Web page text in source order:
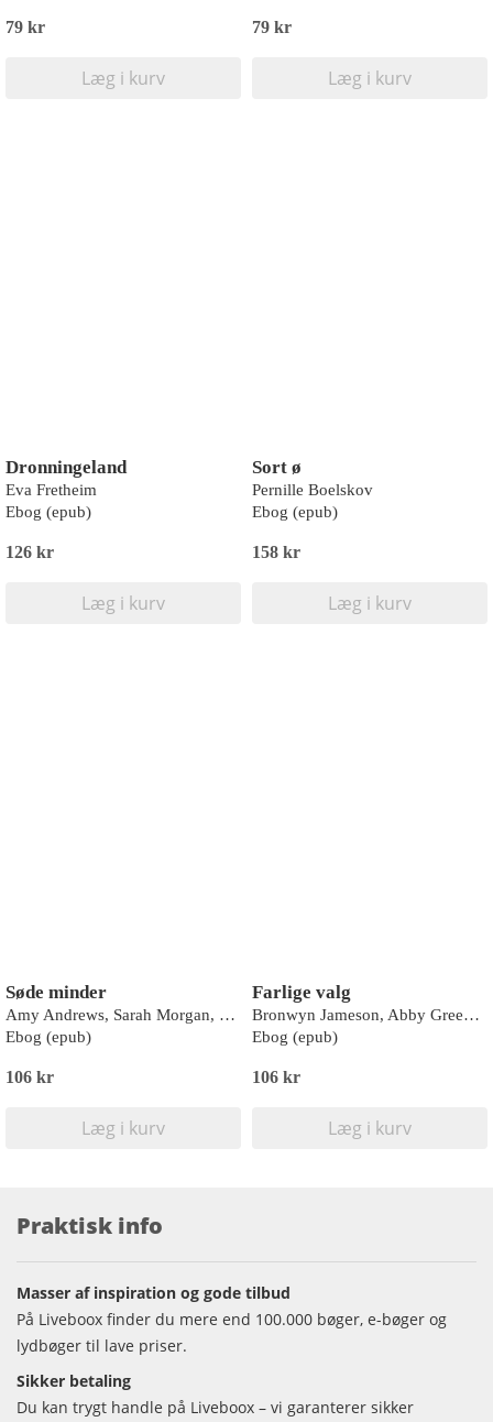
79 kr
Læg i kurv
79 kr
Læg i kurv
Dronningeland
Eva Fretheim
Ebog (epub)
126 kr
Læg i kurv
Sort ø
Pernille Boelskov
Ebog (epub)
158 kr
Læg i kurv
Søde minder
Amy Andrews, Sarah Morgan, Emily Forbes, Michelle Reid
Ebog (epub)
106 kr
Læg i kurv
Farlige valg
Bronwyn Jameson, Abby Green, Helen Bianchin, Tessa Radley
Ebog (epub)
106 kr
Læg i kurv
Praktisk info
Masser af inspiration og gode tilbud
På Liveboox finder du mere end 100.000 bøger, e-bøger og
lydbøger til lave priser.
Sikker betaling
Du kan trygt handle på Liveboox – vi garanterer sikker